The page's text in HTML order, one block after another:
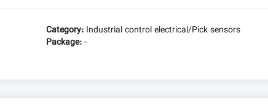
Category: Industrial control electrical/Pick sensors
Package:-